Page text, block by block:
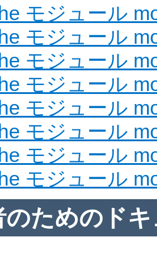
モジュール
モジュール
モジュール
モジュール
モジュール
モジュール
モジュール
モジュール
のためのド